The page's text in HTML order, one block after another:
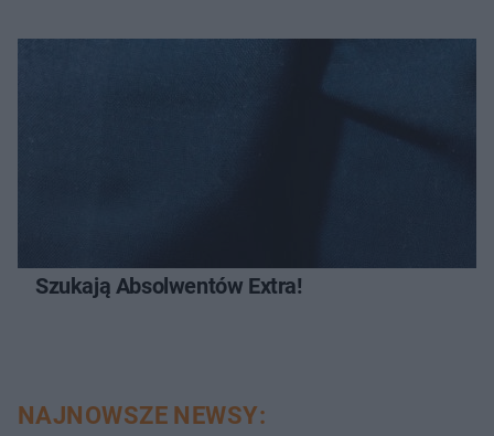
Szukają Absolwentów Extra!
NAJNOWSZE NEWSY: